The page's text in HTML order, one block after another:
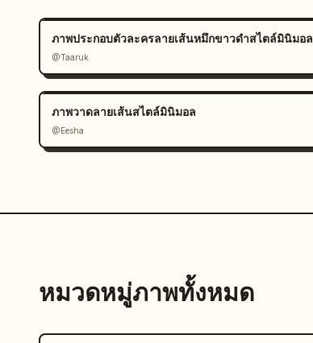
ภาพประกอบตัวละครลายเส้นหมึกขาวดำสไตล์มินิมอล
@Taaruk
ภาพวาดลายเส้นสไตล์มินิมอล
@Eesha
หมวดหมู่ภาพทั้งหมด